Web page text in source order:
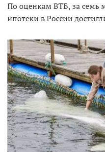
По оценкам ВТБ, за семь
ипотеки в России